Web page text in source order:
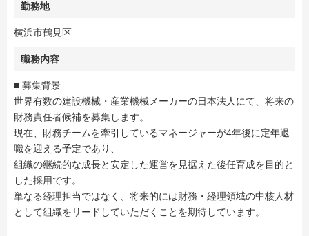
勤務地
横浜市鶴見区
職務内容
■ 募集背景
世界有数の建設機械・産業機械メーカーの日本法人にて、将来の
財務責任者候補を募集します。
現在、財務チームを牽引しているマネージャーが4年後に定年退
職を迎える予定であり、
組織の継続的な成長と安定した運営を見据えた後任育成を目的と
した採用です。
単なる経理担当ではなく、将来的には財務・経理領域の中核人材
として組織をリードしていただくことを期待しています。